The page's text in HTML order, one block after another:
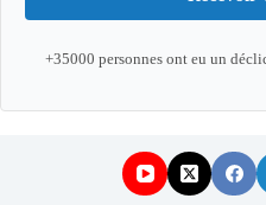
+35000 personnes ont eu un